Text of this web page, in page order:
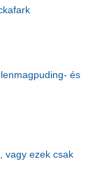
és
vagy ezek csak